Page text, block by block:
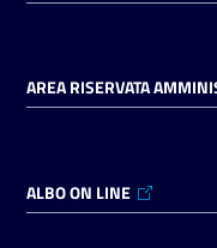
AREA RISERVATA
ALBO ON LINE